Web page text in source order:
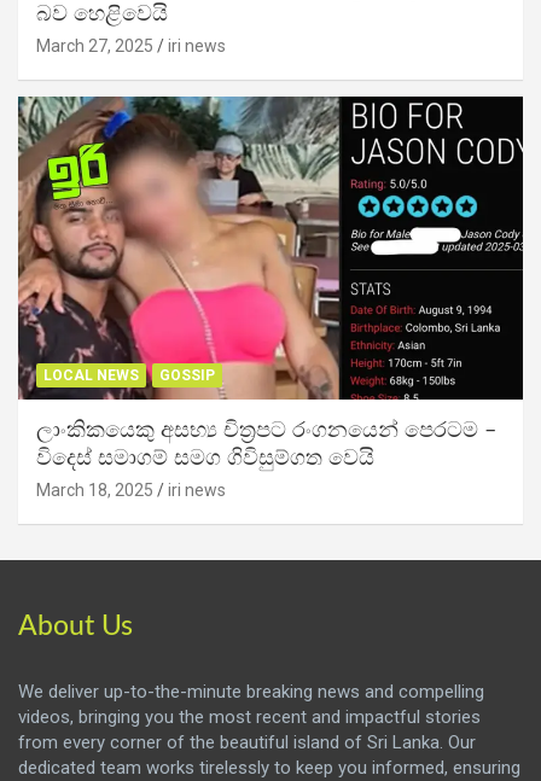
බව හෙළිවෙයි
March 27, 2025 iri news
LOCAL NEWS GOSSIP
ලාංකිකයෙකු අසභ්‍ය චිත්‍රපට රංගනයෙන් පෙරටම –
විදෙස් සමාගම් සමග ගිවිසුම්ගත වෙයි
March 18, 2025 iri news
About Us
We deliver up-to-the-minute breaking news and compelling
videos, bringing you the most recent and impactful stories
from every corner of the beautiful island of Sri Lanka. Our
dedicated team works tirelessly to keep you informed, ensuring